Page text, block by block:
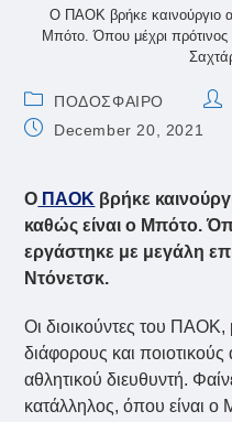
Ο ΠΑΟΚ βρήκε καινούργιο
Μπότο. Όπου μέχρι πρότινος
Post
category:
ΠΟΔΟΣΦΑΙΡΟ
PostDecember 20, 2021
Ο ΠΑΟΚ βρήκε
καθώς είναι ο Μπότο.
εργάστηκε με μεγάλη
Ντόνετσκ.
Οι διοικούντες του ΠΑΟΚ,
διάφορους και
αθλητικού διευθυντή.
κατάλληλος, όπου είναι